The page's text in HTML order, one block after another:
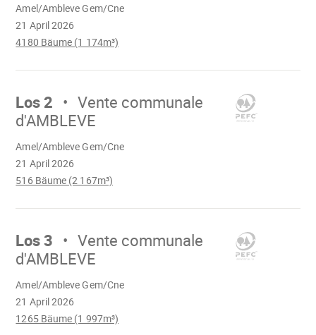
21 April 2026
Amel/Ambleve Gem/Cne
4180 Bäume (1 174m³)
geladen
Mach
Los 2
Vente communale
d'AMBLEVE
21 April 2026
Amel/Ambleve Gem/Cne
516 Bäume (2 167m³)
geladen
Mach
Los 3
Vente communale
d'AMBLEVE
21 April 2026
Amel/Ambleve Gem/Cne
1265 Bäume (1 997m³)
geladen